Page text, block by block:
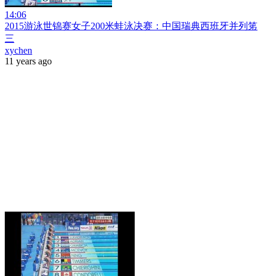
14:06
2015游泳世锦赛女子200米蛙泳决赛：中国瑞典西班牙并列笫
三
xychen
11 years ago